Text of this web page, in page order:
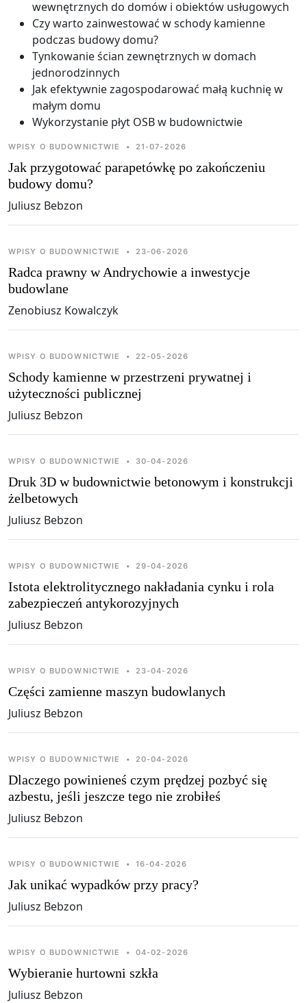
wewnętrznych do domów i obiektów usługowych
Czy warto zainwestować w schody kamienne
podczas budowy domu?
Tynkowanie ścian zewnętrznych w domach
jednorodzinnych
Jak efektywnie zagospodarować małą kuchnię w
małym domu
Wykorzystanie płyt OSB w budownictwie
WPISY O BUDOWNICTWIE • 21-07-2026
Jak przygotować parapetówkę po zakończeniu
budowy domu?
Juliusz Bebzon
WPISY O BUDOWNICTWIE • 23-06-2026
Radca prawny w Andrychowie a inwestycje
budowlane
Zenobiusz Kowalczyk
WPISY O BUDOWNICTWIE • 22-05-2026
Schody kamienne w przestrzeni prywatnej i
użyteczności publicznej
Juliusz Bebzon
WPISY O BUDOWNICTWIE • 30-04-2026
Druk 3D w budownictwie betonowym i konstrukcji
żelbetowych
Juliusz Bebzon
WPISY O BUDOWNICTWIE • 29-04-2026
Istota elektrolitycznego nakładania cynku i rola
zabezpieczeń antykorozyjnych
Juliusz Bebzon
WPISY O BUDOWNICTWIE • 23-04-2026
Części zamienne maszyn budowlanych
Juliusz Bebzon
WPISY O BUDOWNICTWIE • 20-04-2026
Dlaczego powinieneś czym prędzej pozbyć się
azbestu, jeśli jeszcze tego nie zrobiłeś
Juliusz Bebzon
WPISY O BUDOWNICTWIE • 16-04-2026
Jak unikać wypadków przy pracy?
Juliusz Bebzon
WPISY O BUDOWNICTWIE • 04-02-2026
Wybieranie hurtowni szkła
Juliusz Bebzon